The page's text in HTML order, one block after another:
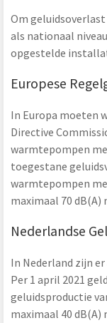
Om
als nationaal
opgestelde
Europese
In Europa moeten
Directive
warmtepompen
toegestane
warmtepompen
maximaal 70 dB(A)
Nederlandse
In Nederland zijn
Per 1 april 2021
geluidsproductie
maximaal 40 dB(A)